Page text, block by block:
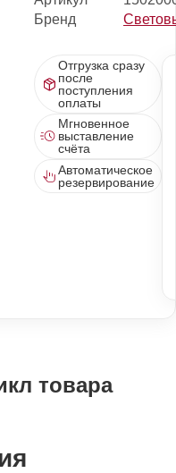
Бренд
Отгрузка сразу
после
поступления
оплаты
Мгновенное
выставление
счёта
Автоматическое
резервирование
товара